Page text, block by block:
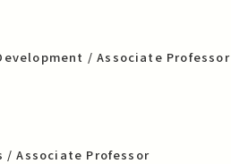
/ Associate Professor
/ Associate Professor